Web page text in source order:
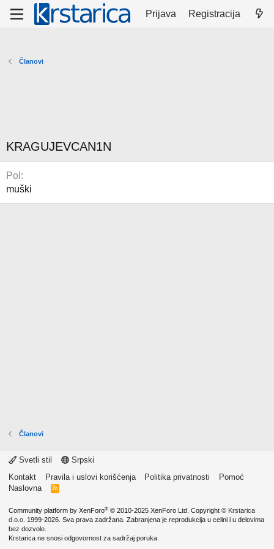
Prijava Registracija
Članovi
KRAGUJEVCAN1N
Pol
muški
Članovi
Svetli stil
Srpski
Kontakt
Pravila i uslovi korišćenja Politika privatnosti
Pomoć
Naslovna
R
Community platform by XenForo® © 2010-2025 XenForo Ltd. Copyright © Krstarica
d.o.o. 1999-2026. Sva prava zadržana. Zabranjena je reprodukcija u celini i u delovima
bez dozvole.
Krstarica ne snosi odgovornost za sadržaj poruka.